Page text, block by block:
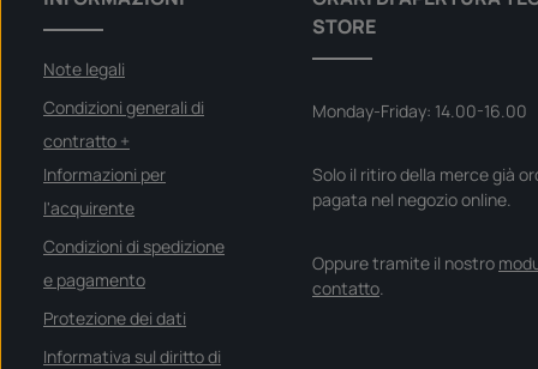
Note legali
Condizioni generali di
contratto +
Informazioni per
l'acquirente
Condizioni di spedizione
e pagamento
Protezione dei dati
Informativa sul diritto di
STORE
Monday-Friday: 14.00-16.00
Solo il ritiro della merce già
pagata nel negozio online.
Oppure tramite il nostro
contatto.